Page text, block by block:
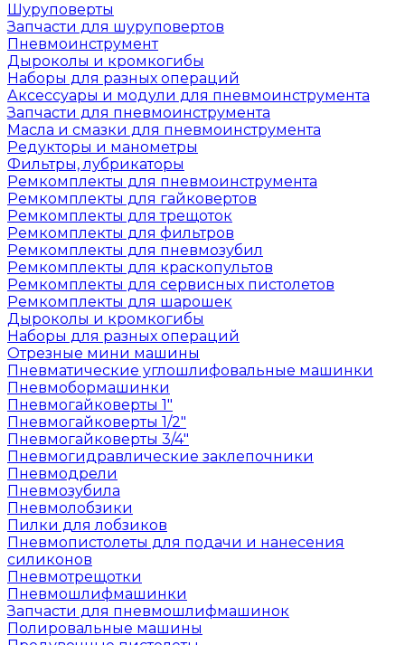
Шуруповерты
Запчасти для шуруповертов
Пневмоинструмент
Дыроколы и кромкогибы
Наборы для разных операций
Аксессуары и модули для пневмоинструмента
Запчасти для пневмоинструмента
Масла и смазки для пневмоинструмента
Редукторы и манометры
Фильтры, лубрикаторы
Ремкомплекты для пневмоинструмента
Ремкомплекты для гайковертов
Ремкомплекты для трещоток
Ремкомплекты для фильтров
Ремкомплекты для пневмозубил
Ремкомплекты для краскопультов
Ремкомплекты для сервисных пистолетов
Ремкомплекты для шарошек
Дыроколы и кромкогибы
Наборы для разных операций
Отрезные мини машины
Пневматические углошлифовальные машинки
Пневмобормашинки
Пневмогайковерты 1"
Пневмогайковерты 1/2"
Пневмогайковерты 3/4"
Пневмогидравлические заклепочники
Пневмодрели
Пневмозубила
Пневмолобзики
Пилки для лобзиков
Пневмопистолеты для подачи и нанесения
силиконов
Пневмотрещотки
Пневмошлифмашинки
Запчасти для пневмошлифмашинок
Полировальные машины